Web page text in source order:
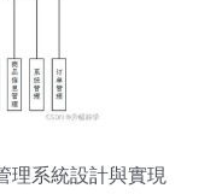
理系統設計與實現